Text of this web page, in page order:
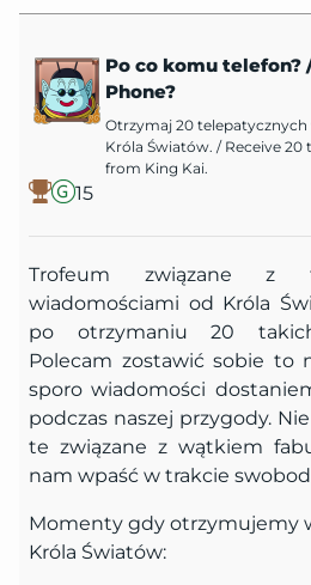
15
Po co komu telefon?
Phone?
Otrzymaj 20
Króla Światów. / Receive 20
from King Kai.
Trofeum związane z
wiadomościami od Króla
po otrzymaniu 20
Polecam zostawić sobie to
sporo wiadomości
podczas naszej przygody.
te związane z wątkiem
nam wpaść w trakcie
Momenty gdy otrzymujemy
Króla Światów: